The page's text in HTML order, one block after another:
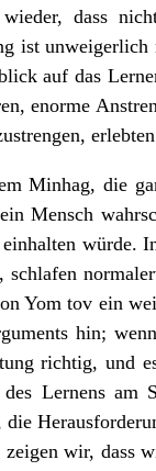
dass
ist
auf das
enorme
Minhag, die
Mensch
würde.
schlafen
Yom tov ein
hin;
richtig, und
Lernens am
die
wir, dass